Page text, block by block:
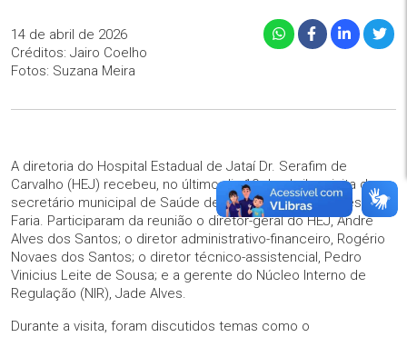
14 de abril de 2026
Créditos: Jairo Coelho
Fotos: Suzana Meira
A diretoria do Hospital Estadual de Jataí Dr. Serafim de
Carvalho (HEJ) recebeu, no último dia 10 de abril, a visita do
secretário municipal de Saúde de Caçu, José Fernandes
Faria. Participaram da reunião o diretor-geral do HEJ, André
Alves dos Santos; o diretor administrativo-financeiro, Rogério
Novaes dos Santos; o diretor técnico-assistencial, Pedro
Vinicius Leite de Sousa; e a gerente do Núcleo Interno de
Regulação (NIR), Jade Alves.
Durante a visita, foram discutidos temas como o